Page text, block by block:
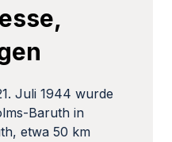
Juli 1944 wurde
Baruth in
etwa 50 km